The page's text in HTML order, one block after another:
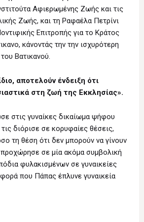
Αφιερωμένης Ζωής και τις
Ζωής, και τη Ραφαέλα Πετρίνι
Επιτροπής για το Κράτος
κάνοντάς την την ισχυρότερη
Βατικανού.
αποτελούν ένδειξη ότι
στη ζωή της Εκκλησίας».
στις γυναίκες δικαίωμα ψήφου
διόρισε σε κορυφαίες θέσεις,
τη θέση ότι δεν μπορούν να γίνουν
προχώρησε σε μία ακόμα συμβολική
φυλακισμένων σε γυναικείες
που Πάπας έπλυνε γυναικεία